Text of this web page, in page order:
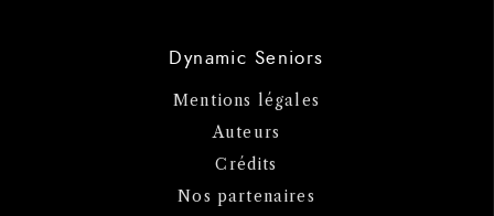
Dynamic Seniors
Mentions légales
Auteurs
Crédits
Nos partenaires